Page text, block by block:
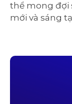
thể mong đợi
mới và sáng